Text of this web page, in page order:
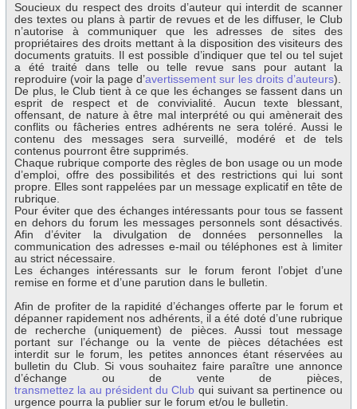
Soucieux du respect des droits d’auteur qui interdit de scanner
des textes ou plans à partir de revues et de les diffuser, le Club
n’autorise à communiquer que les adresses de sites des
propriétaires des droits mettant à la disposition des visiteurs des
documents gratuits. Il est possible d’indiquer que tel ou tel sujet
a été traité dans telle ou telle revue sans pour autant la
reproduire (voir la page d’avertissement sur les droits d’auteurs).
De plus, le Club tient à ce que les échanges se fassent dans un
esprit de respect et de convivialité. Aucun texte blessant,
offensant, de nature à être mal interprété ou qui amènerait des
conflits ou fâcheries entres adhérents ne sera toléré. Aussi le
contenu des messages sera surveillé, modéré et de tels
contenus pourront être supprimés.
Chaque rubrique comporte des règles de bon usage ou un mode
d’emploi, offre des possibilités et des restrictions qui lui sont
propre. Elles sont rappelées par un message explicatif en tête de
rubrique.
Pour éviter que des échanges intéressants pour tous se fassent
en dehors du forum les messages personnels sont désactivés.
Afin d’éviter la divulgation de données personnelles la
communication des adresses e-mail ou téléphones est à limiter
au strict nécessaire.
Les échanges intéressants sur le forum feront l’objet d’une
remise en forme et d’une parution dans le bulletin.
Afin de profiter de la rapidité d’échanges offerte par le forum et
dépanner rapidement nos adhérents, il a été doté d’une rubrique
de recherche (uniquement) de pièces. Aussi tout message
portant sur l’échange ou la vente de pièces détachées est
interdit sur le forum, les petites annonces étant réservées au
bulletin du Club. Si vous souhaitez faire paraître une annonce
d’échange ou de vente de pièces,
transmettez la au président du Club qui suivant sa pertinence ou
urgence pourra la publier sur le forum et/ou le bulletin.